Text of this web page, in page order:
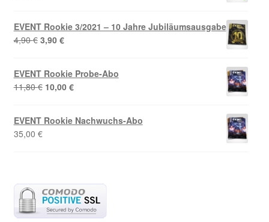
EVENT Rookie 3/2021 – 10 Jahre Jubiläumsausgabe
4,90€ Ursprünglicher
4,90 €
3,90 €Aktueller
3,90 €.
EVENT Rookie Probe-Abo
11,80€ Ursprünglicher
11,80 €
10,00 €Aktueller
10,00 €.
EVENT Rookie Nachwuchs-Abo
35,00 €